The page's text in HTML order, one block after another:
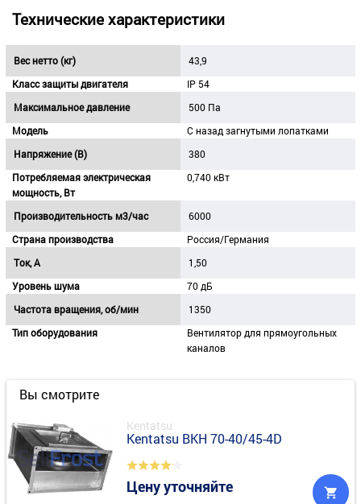
Технические характеристики
Вес нетто (кг)
43,9
Класс защиты двигателя
IP 54
Максимальное давление
500 Па
Модель
С назад загнутыми лопатками
Напряжение (В)
380
Потребляемая электрическая
мощность, Вт
0,740 кВт
Производительность м3/час
6000
Страна производства
Россия/Германия
Ток, A
1,50
Уровень шума
70 дБ
Частота вращения, об/мин
1350
Тип оборудования
Вентилятор для прямоугольных
каналов
Вы смотрите
Kentatsu
Kentatsu BKH 70-40/45-4D
Цену уточняйте